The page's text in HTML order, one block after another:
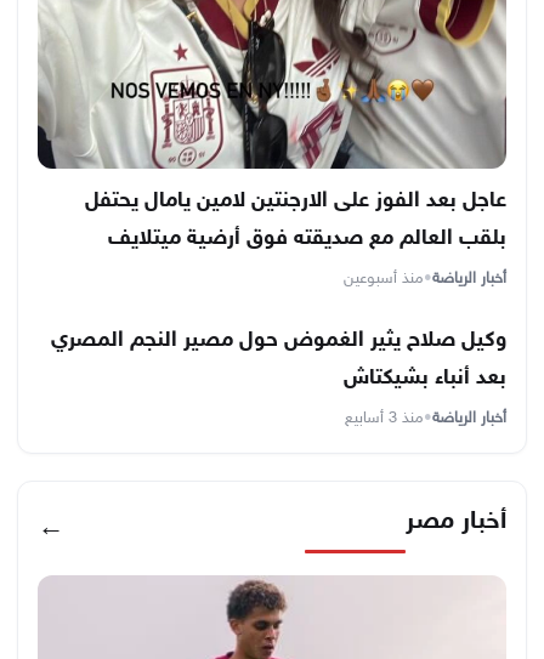
عاجل بعد الفوز على الارجنتين لامين يامال يحتفل
بلقب العالم مع صديقته فوق أرضية ميتلايف
أخبار الرياضة•منذ أسبوعين
وكيل صلاح يثير الغموض حول مصير النجم المصري
بعد أنباء بشيكتاش
أخبار الرياضة•منذ 3 أسابيع
أخبار مصر ←